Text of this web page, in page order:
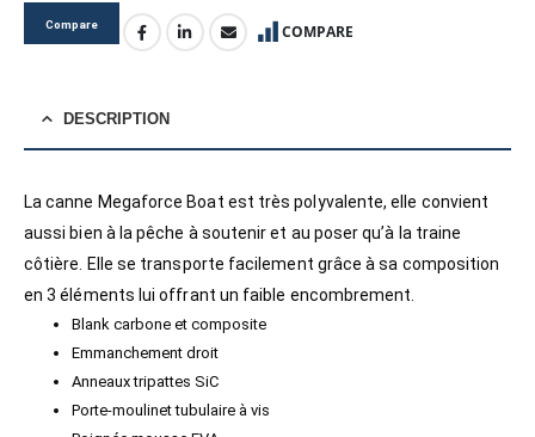
Compare COMPARE
DESCRIPTION
La canne Megaforce Boat est très polyvalente, elle convient
aussi bien à la pêche à soutenir et au poser qu’à la traine
côtière. Elle se transporte facilement grâce à sa composition
en 3 éléments lui offrant un faible encombrement.
Blank carbone et composite
Emmanchement droit
Anneaux tripattes SiC
Porte-moulinet tubulaire à vis